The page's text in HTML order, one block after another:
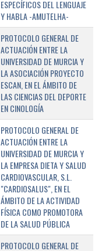
ESPECÍFICOS DEL LENGUAJE
Y HABLA -AMUTELHA-
PROTOCOLO GENERAL DE
ACTUACIÓN ENTRE LA
UNIVERSIDAD DE MURCIA Y
LA ASOCIACIÓN PROYECTO
ESCAN, EN EL ÁMBITO DE
LAS CIENCIAS DEL DEPORTE
EN CINOLOGÍA
PROTOCOLO GENERAL DE
ACTUACIÓN ENTRE LA
UNIVERSIDAD DE MURCIA Y
LA EMPRESA DIETA Y SALUD
CARDIOVASCULAR, S.L.
"CARDIOSALUS", EN EL
ÁMBITO DE LA ACTIVIDAD
FÍSICA COMO PROMOTORA
DE LA SALUD PÚBLICA
PROTOCOLO GENERAL DE